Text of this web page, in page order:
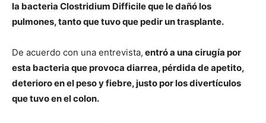
la bacteria Clostridium Difficile que le dañó los
pulmones, tanto que tuvo que pedir un trasplante.
De acuerdo con una entrevista, entró a una cirugía por
esta bacteria que provoca diarrea, pérdida de apetito,
deterioro en el peso y fiebre, justo por los divertículos
que tuvo en el colon.